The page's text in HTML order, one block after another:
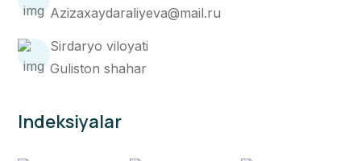
Azizaxaydaraliyeva@mail.ru
Sirdaryo viloyati
Guliston shahar
Indeksiyalar